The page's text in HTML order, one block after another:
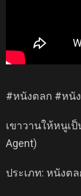
#หนังตลก #หนั
เขาวานให้หนูเ
Agent)
ประเภท: หนังต